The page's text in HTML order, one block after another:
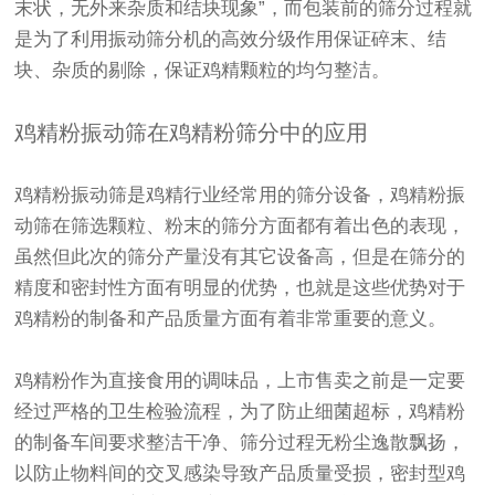
末状，无外来杂质和结块现象”，而包装前的筛分过程就
是为了利用振动筛分机的高效分级作用保证碎末、结
块、杂质的剔除，保证鸡精颗粒的均匀整洁。
鸡精粉振动筛在鸡精粉筛分中的应用
鸡精粉振动筛是鸡精行业经常用的筛分设备，鸡精粉振
动筛在筛选颗粒、粉末的筛分方面都有着出色的表现，
虽然但此次的筛分产量没有其它设备高，但是在筛分的
精度和密封性方面有明显的优势，也就是这些优势对于
鸡精粉的制备和产品质量方面有着非常重要的意义。
鸡精粉作为直接食用的调味品，上市售卖之前是一定要
经过严格的卫生检验流程，为了防止细菌超标，鸡精粉
的制备车间要求整洁干净、筛分过程无粉尘逸散飘扬，
以防止物料间的交叉感染导致产品质量受损，密封型鸡